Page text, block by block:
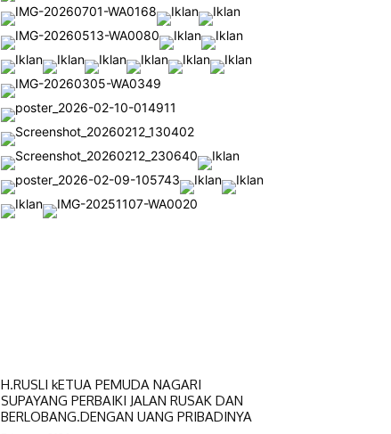
H.RUSLI kETUA PEMUDA NAGARI
SUPAYANG PERBAIKI JALAN RUSAK DAN
BERLOBANG.DENGAN UANG PRIBADINYA